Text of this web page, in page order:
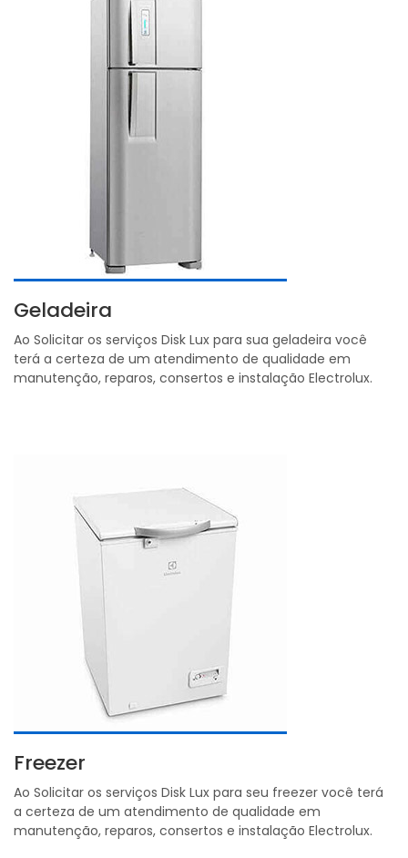
Geladeira
Ao Solicitar os serviços Disk Lux para sua geladeira você
terá a certeza de um atendimento de qualidade em
manutenção, reparos, consertos e instalação Electrolux.
Freezer
Ao Solicitar os serviços Disk Lux para seu freezer você terá
a certeza de um atendimento de qualidade em
manutenção, reparos, consertos e instalação Electrolux.